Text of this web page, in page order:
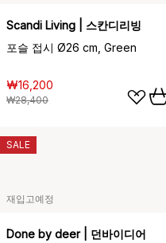
Scandi Living | 스칸디리빙
포슬 접시 Ø26 cm, Green
₩16,200
₩28,400
재입고예정
Done by deer | 던바이디어
SALE